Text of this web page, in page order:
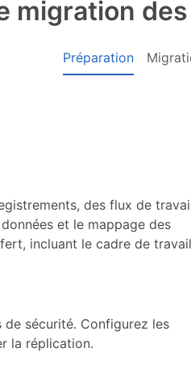
migration
Préparation
des flux de
et le mappage des
incluant le cadre de travail
de sécurité. Configurez les
la réplication.